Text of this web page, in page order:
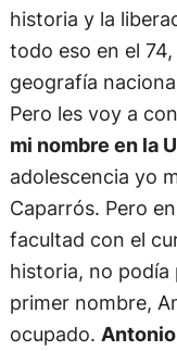
historia y la
todo eso en el
geografía
Pero les voy a
mi nombre en la
adolescencia yo
Caparrós. Pero
facultad con el
historia, no
primer nombre,
ocupado.